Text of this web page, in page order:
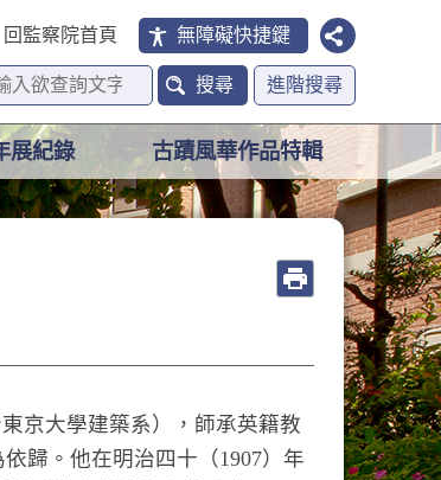
回監察院首頁 無障礙快捷鍵
搜尋 進階搜尋
展紀錄 古蹟風華作品特輯
京大學建築系），師承英籍教
歸。他在明治四十（1907）年